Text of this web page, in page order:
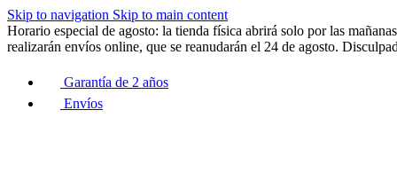
Skip to navigation Skip to main content
Horario especial de agosto: la tienda física abrirá solo por las
realizarán envíos online, que se reanudarán el 24 de agosto.
Garantía de 2 años
Envíos